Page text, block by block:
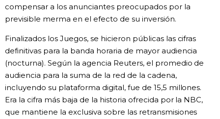
compensar a los anunciantes preocupados por la
previsible merma en el efecto de su inversión.
Finalizados los Juegos, se hicieron públicas las cifras
definitivas para la banda horaria de mayor audiencia
(nocturna). Según la agencia Reuters, el promedio de
audiencia para la suma de la red de la cadena,
incluyendo su plataforma digital, fue de 15,5 millones.
Era la cifra más baja de la historia ofrecida por la NBC,
que mantiene la exclusiva sobre las retransmisiones